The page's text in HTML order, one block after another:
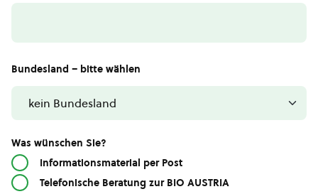
Bundesland – bitte wählen
Was wünschen Sie?
Informationsmaterial per Post
Telefonische Beratung zur BIO AUSTRIA